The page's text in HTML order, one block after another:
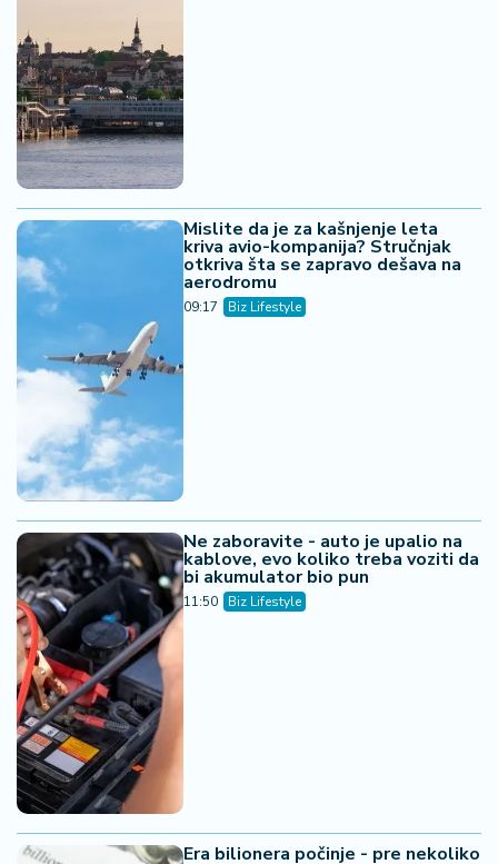
Mislite da je za kašnjenje leta
kriva avio-kompanija? Stručnjak
otkriva šta se zapravo dešava na
aerodromu
09:17 Biz Lifestyle
Ne zaboravite - auto je upalio na
kablove, evo koliko treba voziti da
bi akumulator bio pun
11:50 Biz Lifestyle
Era bilionera počinje - pre nekoliko